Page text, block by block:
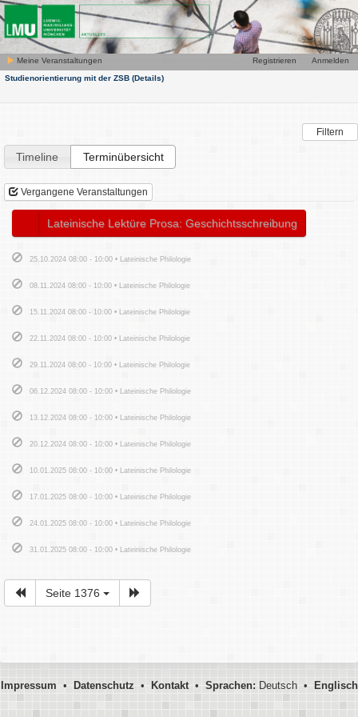
Meine Veranstaltungen Anmelden
Registrieren
Studienorientierung mit der ZSB (Details)
Filtern
Timeline Terminübersicht
Vergangene Veranstaltungen
Lateinische Lektüre Prosa: Geschichtsschreibung
25.10.2024 08:00 - 10:00 • Lateinische Philologie
08.11.2024 08:00 - 10:00 • Lateinische Philologie
15.11.2024 08:00 - 10:00 • Lateinische Philologie
22.11.2024 08:00 - 10:00 • Lateinische Philologie
29.11.2024 08:00 - 10:00 • Lateinische Philologie
06.12.2024 08:00 - 10:00 • Lateinische Philologie
13.12.2024 08:00 - 10:00 • Lateinische Philologie
20.12.2024 08:00 - 10:00 • Lateinische Philologie
10.01.2025 08:00 - 10:00 • Lateinische Philologie
17.01.2025 08:00 - 10:00 • Lateinische Philologie
24.01.2025 08:00 - 10:00 • Lateinische Philologie
31.01.2025 08:00 - 10:00 • Lateinische Philologie
Seite 1376
Impressum • Datenschutz • Kontakt• Sprachen:Deutsch • Englisch